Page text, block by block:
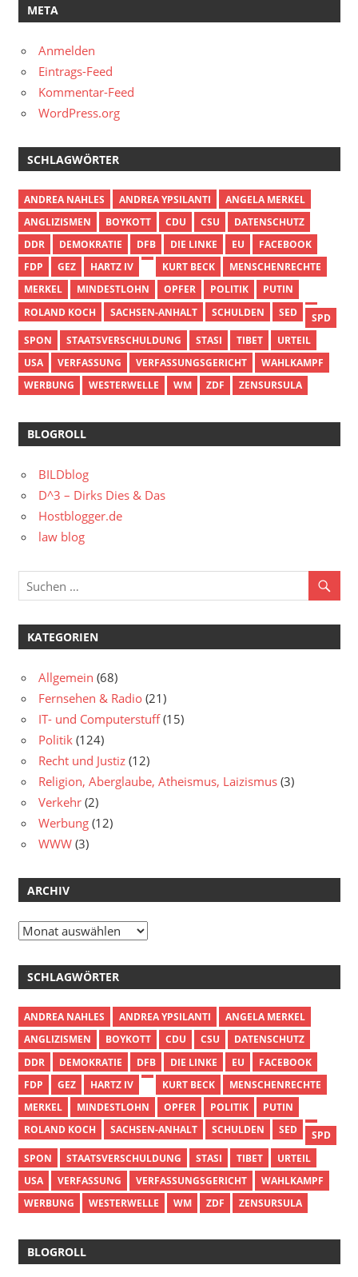
META
Anmelden
Eintrags-Feed
Kommentar-Feed
WordPress.org
SCHLAGWÖRTER
ANDREA NAHLES ANDREA YPSILANTI
ANGELA MERKEL
ANGLIZISMEN
BOYKOTT CDU CSU
DATENSCHUTZ
DDR
DEMOKRATIE DFB DIE LINKE EU
FACEBOOK
FDP
GEZ HARTZ IV KURT BECK
MENSCHENRECHTE
MERKEL
MINDESTLOHN OPFER POLITIK
PUTIN
ROLAND KOCH
SACHSEN-ANHALT SCHULDEN SED
SPD
SPON
STAATSVERSCHULDUNG STASI TIBET
URTEIL
USA
VERFASSUNG VERFASSUNGSGERICHT
WAHLKAMPF
WERBUNG
WESTERWELLE WM ZDF ZENSURSULA
BLOGROLL
BILDblog
D^3 – Dirks Dies & Das
Hostblogger.de
law blog
KATEGORIEN
Allgemein (68)
Fernsehen & Radio (21)
IT- und Computerstuff(15)
Politik (124)
Recht und Justiz (12)
Religion, Aberglaube, Atheismus, Laizismus (3)
Verkehr (2)
Werbung (12)
WWW (3)
ARCHIV
Archiv
SCHLAGWÖRTER
ANDREA NAHLES ANDREA YPSILANTI
ANGELA MERKEL
ANGLIZISMEN
BOYKOTT CDU CSU
DATENSCHUTZ
DDR
DEMOKRATIE DFB DIE LINKE EU
FACEBOOK
FDP
GEZ HARTZ IV KURT BECK
MENSCHENRECHTE
MERKEL
MINDESTLOHN OPFER POLITIK
PUTIN
ROLAND KOCH
SACHSEN-ANHALT SCHULDEN SED
SPD
SPON
STAATSVERSCHULDUNG STASI TIBET
URTEIL
USA
VERFASSUNG VERFASSUNGSGERICHT
WAHLKAMPF
WERBUNG
WESTERWELLE WM ZDF ZENSURSULA
BLOGROLL